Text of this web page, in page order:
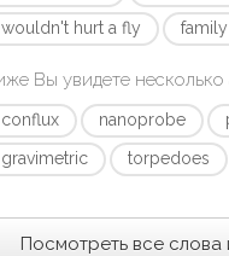
wouldn't hurt a fly
Вы увидете
conflux nanoprobe
gravimetric
torpedoes
Посмотреть все слова